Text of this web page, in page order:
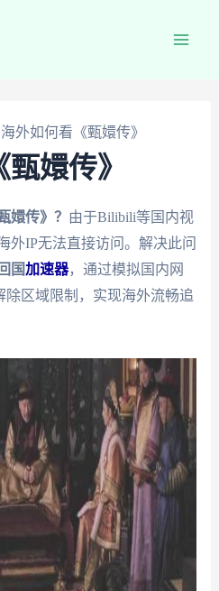
海外如何看《甄嬛传》
嬛传》
嬛传》？ 由于Bilibili等国内视
外IP无法直接访问。解决此问
国加速器，通过模拟国内网
区域限制，实现海外流畅追